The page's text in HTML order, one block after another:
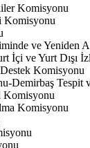
Komisyonu
Komisyonu
ve Yeniden
İçi ve Yurt Dışı
Komisyonu
Demirbaş Tespit
Komisyonu
Komisyonu